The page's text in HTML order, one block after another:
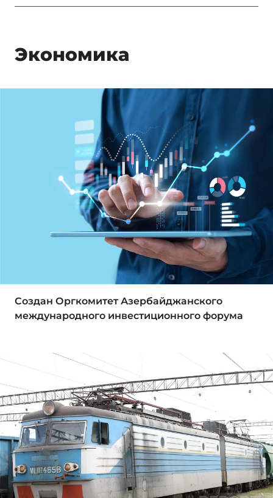
Экономика
Создан Оргкомитет Азербайджанского
международного инвестиционного форума